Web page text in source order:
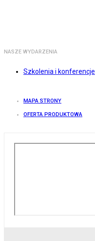
NASZE WYDARZENIA
Szkolenia i konferencje
MAPA STRONY
OFERTA PRODUKTOWA